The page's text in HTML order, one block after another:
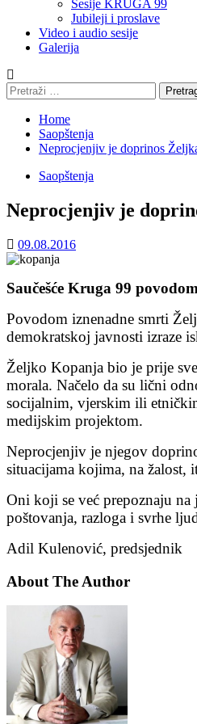
Sesije KRUGA 99
Jubileji i proslave
Video i audio sesije
Galerija
Pretraga:
Home
Saopštenja
Neprocjenjiv je doprinos
Saopštenja
Neprocjenjiv je
09.08.2016
Saučešće Kruga 99
Povodom iznenadne smrti
demokratskoj javnosti izraze
Željko Kopanja bio je prije
morala. Načelo da su lični
socijalnim, vjerskim ili
medijskim projektom.
Neprocjenjiv je njegov
situacijama kojima, na žalost,
Oni koji se već prepoznaju
poštovanja, razloga i svrhe
Adil Kulenović, predsjednik
About The Author